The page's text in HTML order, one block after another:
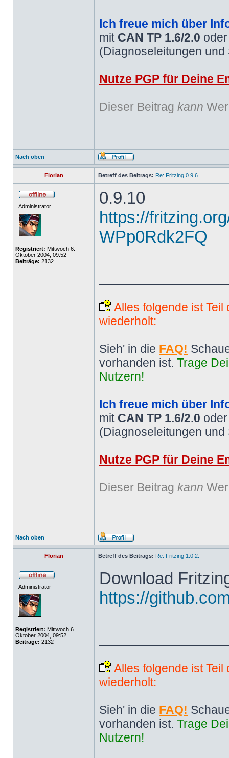
Ich freue mich über
mit CAN TP 1.6/2.0
(Diagnoseleitungen
Nutze PGP für Deine
Dieser Beitrag kann
Nach oben
Florian Betreff des Beitrags: Re: Fritzing 0.9.6
Administrator
Registriert: Mittwoch 6.
Oktober 2004, 09:52
Beiträge: 2132
0.9.10
https://
WPp0Rdk2FQ
Alles folgende ist
wiederholt:
Sieh' in die FAQ!
vorhanden ist. Trage
Nutzern!
Ich freue mich über
mit CAN TP 1.6/2.0
(Diagnoseleitungen
Nutze PGP für Deine
Dieser Beitrag kann
Nach oben
Florian Betreff des Beitrags: Re: Fritzing 1.0.2:
Administrator
Registriert: Mittwoch 6.
Oktober 2004, 09:52
Beiträge: 2132
Download
https://
Alles folgende ist
wiederholt:
Sieh' in die FAQ!
vorhanden ist. Trage
Nutzern!